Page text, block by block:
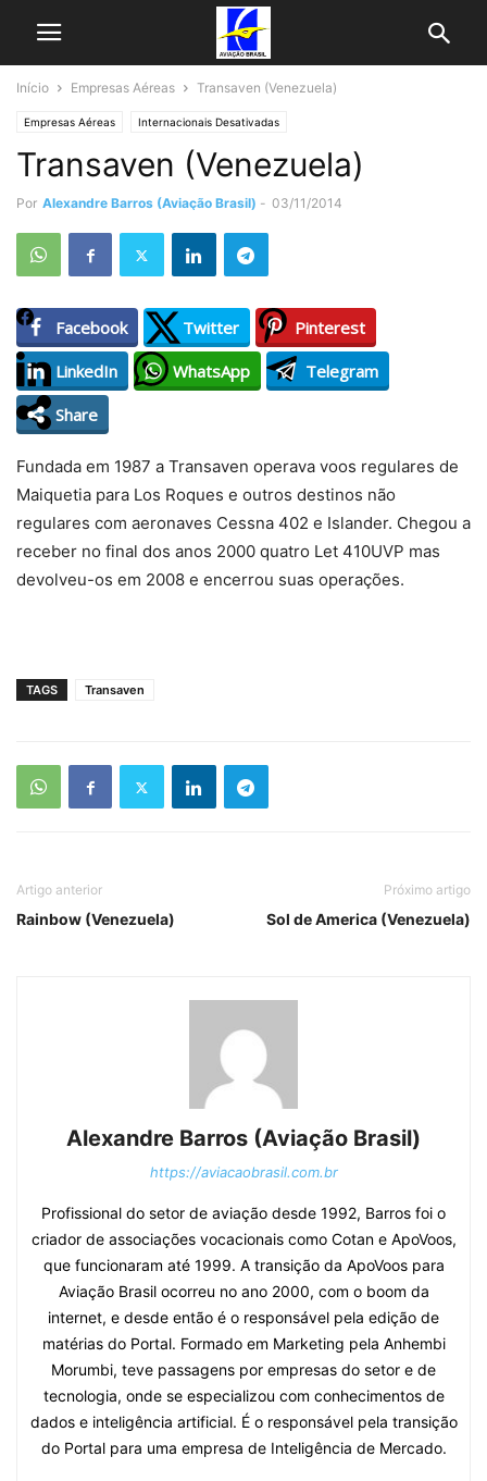
Início Empresas Aéreas Transaven (Venezuela)
Empresas Aéreas Internacionais Desativadas
Transaven (Venezuela)
Por Alexandre Barros (Aviação Brasil) - 03/11/2014
Facebook Twitter
Pinterest
LinkedIn
WhatsApp
Telegram
Share
Fundada em 1987 a Transaven operava voos regulares de
Maiquetia para Los Roques e outros destinos não
regulares com aeronaves Cessna 402 e Islander. Chegou a
receber no final dos anos 2000 quatro Let 410UVP mas
devolveu-os em 2008 e encerrou suas operações.
TAGS Transaven
Artigo anterior
Rainbow (Venezuela)
Próximo artigo
Sol de America (Venezuela)
Alexandre Barros (Aviação Brasil)
https://aviacaobrasil.com.br
Profissional do setor de aviação desde 1992, Barros foi o
criador de associações vocacionais como Cotan e ApoVoos,
que funcionaram até 1999. A transição da ApoVoos para
Aviação Brasil ocorreu no ano 2000, com o boom da
internet, e desde então é o responsável pela edição de
matérias do Portal. Formado em Marketing pela Anhembi
Morumbi, teve passagens por empresas do setor e de
tecnologia, onde se especializou com conhecimentos de
dados e inteligência artificial. É o responsável pela transição
do Portal para uma empresa de Inteligência de Mercado.